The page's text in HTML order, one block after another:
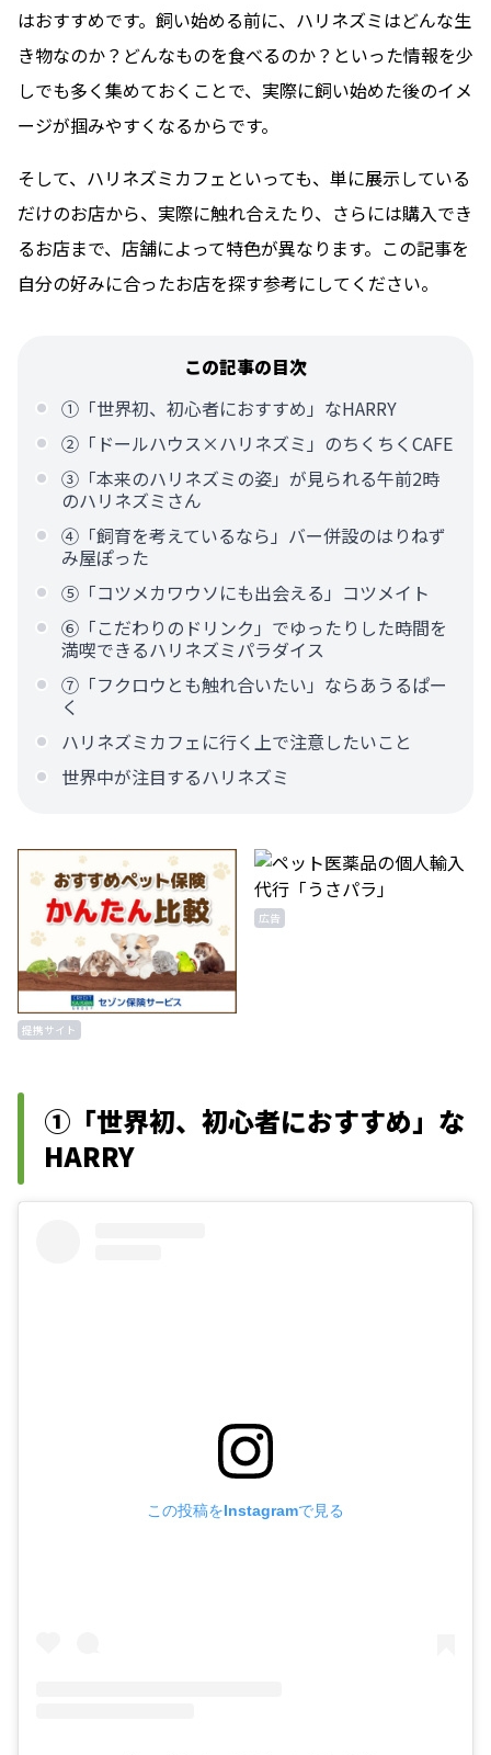
はおすすめです。飼い始める前に、ハリネズミはどんな生
き物なのか？どんなものを食べるのか？といった情報を少
しでも多く集めておくことで、実際に飼い始めた後のイメ
ージが掴みやすくなるからです。
そして、ハリネズミカフェといっても、単に展示している
だけのお店から、実際に触れ合えたり、さらには購入でき
るお店まで、店舗によって特色が異なります。この記事を
自分の好みに合ったお店を探す参考にしてください。
この記事の目次
①「世界初、初心者におすすめ」なHARRY
②「ドールハウス×ハリネズミ」のちくちくCAFE
③「本来のハリネズミの姿」が見られる午前2時
のハリネズミさん
④「飼育を考えているなら」バー併設のはりねず
み屋ぽった
⑤「コツメカワウソにも出会える」コツメイト
⑥「こだわりのドリンク」でゆったりした時間を
満喫できるハリネズミパラダイス
⑦「フクロウとも触れ合いたい」ならあうるぱー
く
ハリネズミカフェに行く上で注意したいこと
世界中が注目するハリネズミ
提携サイト
広告
①「世界初、初心者におすすめ」な
HARRY
この投稿をInstagramで見る